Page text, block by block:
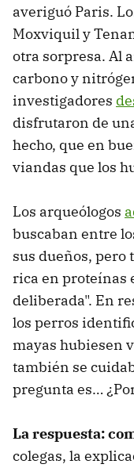
averiguó Paris.
Moxviquil y
otra sorpresa. Al
carbono y
investigadores
disfrutaron de
hecho, que en
viandas que los
Los arqueólogos
buscaban entre
sus dueños, pero
rica en proteínas
deliberada". En
los perros
mayas hubiesen
también se
pregunta es…
La respuesta:
colegas, la